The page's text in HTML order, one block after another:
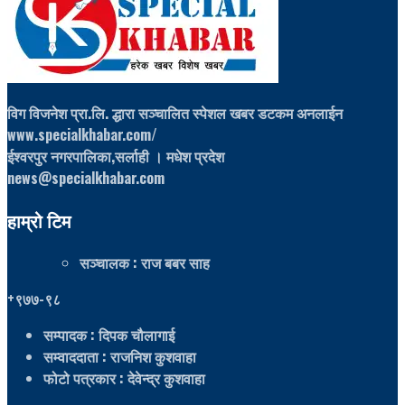
विग विजनेश प्रा.लि. द्धारा सञ्चालित स्पेशल खबर डटकम अनलाईन
www.specialkhabar.com/
ईश्‍वरपुर नगरपालिका,सर्लाही । मधेश प्रदेश
news@specialkhabar.com
हाम्रो टिम
सञ्चालक: राज बबर साह
+९७७-९८
सम्पादक: दिपक चौलागाई
सम्वाददाता: राजनिश कुशवाहा
फोटो पत्रकार: देवेन्द्र कुशवाहा